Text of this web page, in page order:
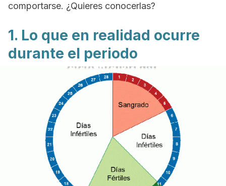
comportarse. ¿Quieres conocerlas?
1. Lo que en realidad ocurre
durante el periodo